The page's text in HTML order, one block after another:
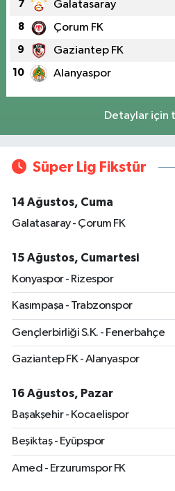
7 Galatasaray
8 Çorum FK
9 Gaziantep FK
10 Alanyaspor
Detaylar için
Süper Lig Fikstür
14 Ağustos, Cuma
Galatasaray - Çorum FK
15 Ağustos, Cumartesi
Konyaspor - Rizespor
Kasımpaşa - Trabzonspor
Gençlerbirliği S.K. - Fenerbahçe
Gaziantep FK - Alanyaspor
16 Ağustos, Pazar
Başakşehir - Kocaelispor
Beşiktaş - Eyüpspor
Amed - Erzurumspor FK